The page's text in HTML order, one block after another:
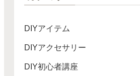
DIYアイテム
DIYアクセサリー
DIY初心者講座